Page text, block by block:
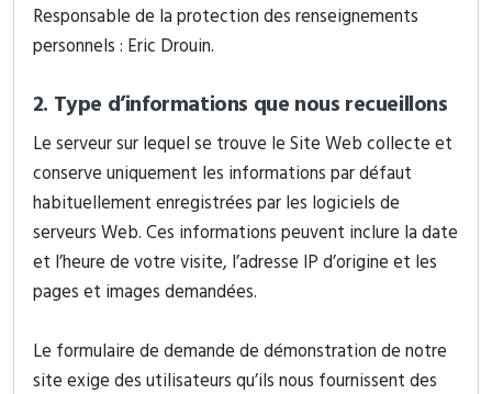
Responsable de la protection des renseignements
personnels : Eric Drouin.
2. Type d’informations que nous recueillons
Le serveur sur lequel se trouve le Site Web collecte et
conserve uniquement les informations par défaut
habituellement enregistrées par les logiciels de
serveurs Web. Ces informations peuvent inclure la date
et l’heure de votre visite, l’adresse IP d’origine et les
pages et images demandées.
Le formulaire de demande de démonstration de notre
site exige des utilisateurs qu’ils nous fournissent des